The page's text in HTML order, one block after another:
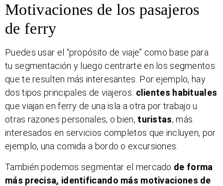
Motivaciones de los pasajeros
de ferry
Puedes usar el “propósito de viaje” como base para
tu segmentación y luego centrarte en los segmentos
que te resulten más interesantes. Por ejemplo, hay
dos tipos principales de viajeros: clientes habituales
que viajan en ferry de una isla a otra por trabajo u
otras razones personales; o bien, turistas, más
interesados en servicios completos que incluyen, por
ejemplo, una comida a bordo o excursiones.
También podemos segmentar el mercado de forma
más precisa, identificando más motivaciones de